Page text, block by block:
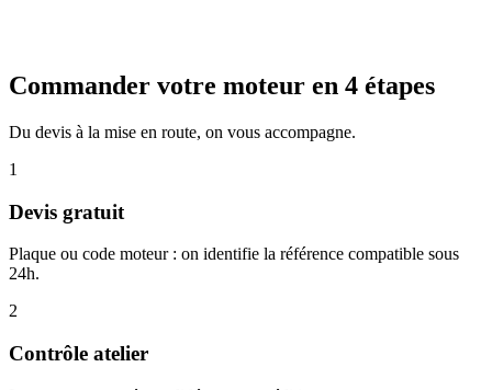
Commander votre moteur en 4 étapes
Du devis à la mise en route, on vous accompagne.
1
Devis gratuit
Plaque ou code moteur : on identifie la référence compatible sous
24h.
2
Contrôle atelier